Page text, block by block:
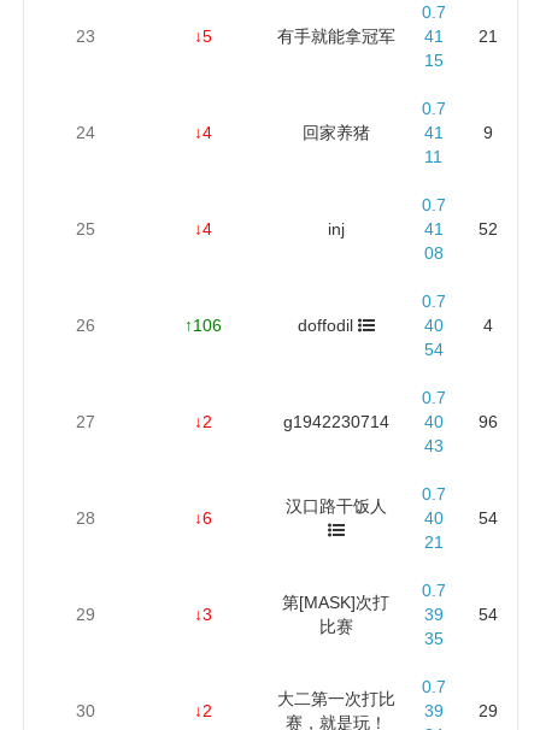
23 ↓5 有手就能拿冠军
0.7
41
15
21
24 ↓4 回家养猪
0.7
41
11
9
25 ↓4 inj
0.7
41
08
52
26 ↑106 doffodil
0.7
40
54
4
27 ↓2 g1942230714
0.7
40
43
96
28 ↓6
汉口路干饭人
0.7
40
21
54
29 ↓3
第[MASK]次打
比赛
0.7
39
35
54
30 ↓2
大二第一次打比
赛，就是玩！
0.7
39
29